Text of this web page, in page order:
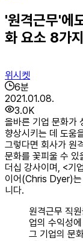
'원격근무'에
화 요소 8가지
위시켓
6분
2021.01.08.
3.0K
올바른 기업 문화가
향상시키는 데 도움
그렇다면 회사가 원
문화를 꽃피울 수
더십 강사이며, <기
이어(Chris Dyer)는
니다. ​
원격근무 직
업의 수익성
그 기업의 문